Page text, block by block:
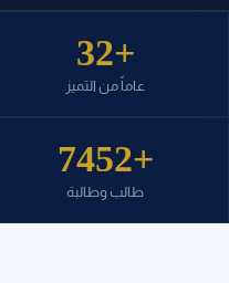
32+
عاماً من التميز
7452+
طالب وطالبة